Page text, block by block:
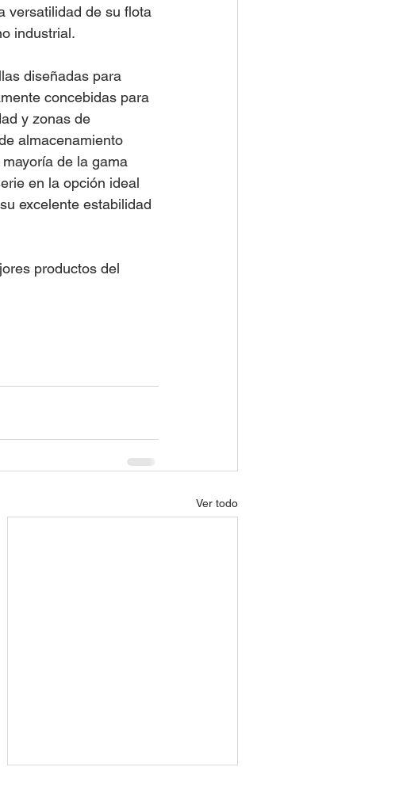
versatilidad de su flota
industrial.
diseñadas para
concebidas para
y zonas de
almacenamiento
de la gama
en la opción ideal
excelente estabilidad
productos del
Ver todo